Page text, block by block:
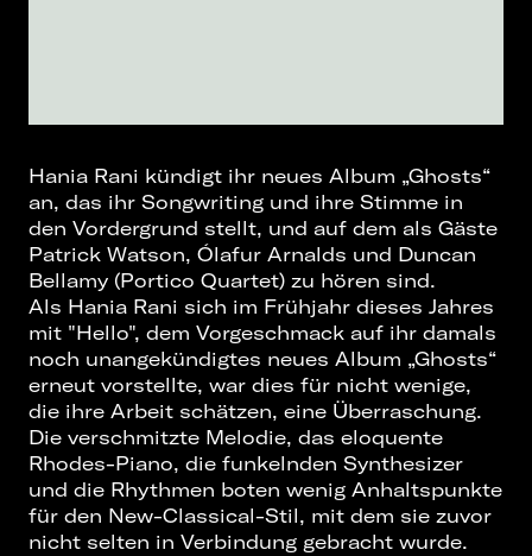
Hania Rani kündigt ihr neues Album „Ghosts“
an, das ihr Songwriting und ihre Stimme in
den Vordergrund stellt, und auf dem als Gäste
Patrick Watson, Ólafur Arnalds und Duncan
Bellamy (Portico Quartet) zu hören sind.
Als Hania Rani sich im Frühjahr dieses Jahres
mit "Hello", dem Vorgeschmack auf ihr damals
noch unangekündigtes neues Album „Ghosts“
erneut vorstellte, war dies für nicht wenige,
die ihre Arbeit schätzen, eine Überraschung.
Die verschmitzte Melodie, das eloquente
Rhodes-Piano, die funkelnden Synthesizer
und die Rhythmen boten wenig Anhaltspunkte
für den New-Classical-Stil, mit dem sie zuvor
nicht selten in Verbindung gebracht wurde.